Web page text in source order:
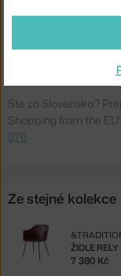
Podnož:
kov,
Ste zo Slovenska?
Shopping from the
576
Ze stejné kolekce
ŽIDLE
7 380 Kč